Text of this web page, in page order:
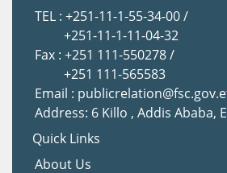
TEL : +251-11-1-55-34-00 /
+251-11-1-11-04-32
Fax : +251 111-550278 /
+251 111-565583
Email :
Address: 6 Killo , Addis Ababa,
Quick Links
About Us